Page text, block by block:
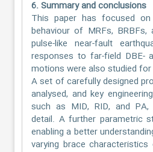
6. Summary and conclusions
This paper has focused
behaviour of MRFs, BRBFs,
pulse-like near-fault
responses to far-field DBE-
motions were also studied
A set of carefully designed
analysed, and key
such as MID, RID, and
detail. A further parametric
enabling a better
varying brace